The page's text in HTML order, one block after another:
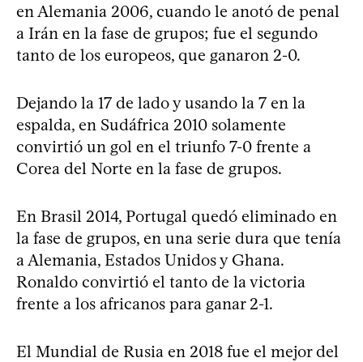
en Alemania 2006, cuando le anotó de penal
a Irán en la fase de grupos; fue el segundo
tanto de los europeos, que ganaron 2-0.
Dejando la 17 de lado y usando la 7 en la
espalda, en Sudáfrica 2010 solamente
convirtió un gol en el triunfo 7-0 frente a
Corea del Norte en la fase de grupos.
En Brasil 2014, Portugal quedó eliminado en
la fase de grupos, en una serie dura que tenía
a Alemania, Estados Unidos y Ghana.
Ronaldo convirtió el tanto de la victoria
frente a los africanos para ganar 2-1.
El Mundial de Rusia en 2018 fue el mejor del